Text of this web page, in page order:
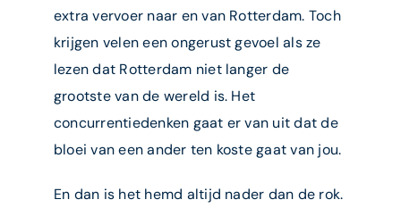
extra vervoer naar en van Rotterdam. Toch
krijgen velen een ongerust gevoel als ze
lezen dat Rotterdam niet langer de
grootste van de wereld is. Het
concurrentiedenken gaat er van uit dat de
bloei van een ander ten koste gaat van jou.
En dan is het hemd altijd nader dan de rok.